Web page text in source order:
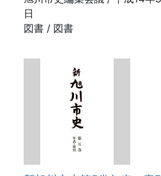
日
図書 / 図書